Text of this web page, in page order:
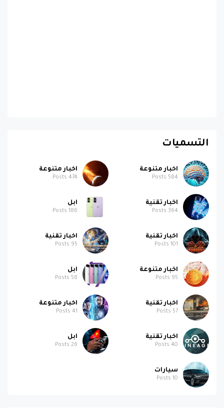
التسميات
اخبار متنوعة
584
اخبار متنوعة
474
اخبار تقنية
364
ابل
186
اخبار تقنية
101
اخبار تقنية
95
اخبار متنوعة
95
ابل
58
اخبار تقنية
57
اخبار متنوعة
41
اخبار تقنية
40
ابل
26
سيارات
10